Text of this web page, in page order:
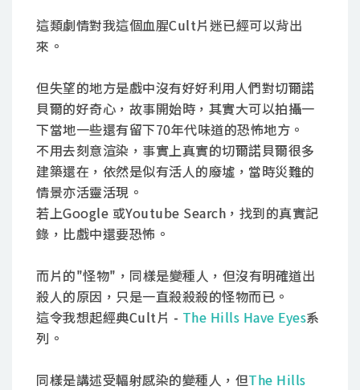
這類劇情對我這個血腥Cult片迷已經可以背出
來。
但失望的地方是戲中沒有好好利用人們對切爾諾
貝爾的好奇心，故事開始時，其實大可以拍攝一
下當地一些還有留下70年代味道的恐怖地方。
不用去刻意渲染，事實上真實的切爾諾貝爾很多
建築還在，依然是似有活人的廢墟，當時災難的
情景亦活靈活現。
若上Google 或Youtube Search，找到的真實記
錄，比戲中還要恐怖。
而片的"怪物"，同樣是變種人，但沒有明確道出
殺人的原因，只是一直殺殺殺的怪物而已。
這令我想起經典Cult片 - The Hills Have Eyes系
列。
同樣是講述受輻射感染的變種人，但The Hills